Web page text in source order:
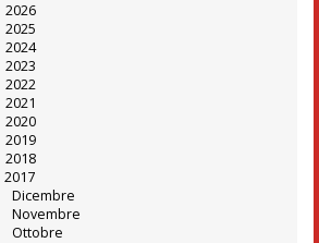
2026
2025
2024
2023
2022
2021
2020
2019
2018
2017
Dicembre
Novembre
Ottobre